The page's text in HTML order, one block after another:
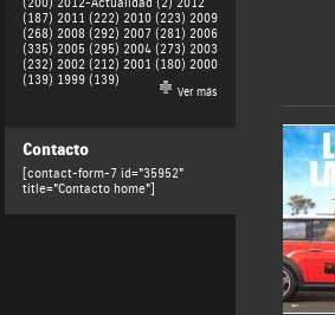
(187) 2011 (222) 2010 (223) 2009
(268) 2008 (292) 2007 (281) 2006
(335) 2005 (295) 2004 (273) 2003
(232) 2002 (212) 2001 (180) 2000
(139) 1999 (139)
Ver más
Contacto
[contact-form-7 id="35952"
title="Contacto home"]